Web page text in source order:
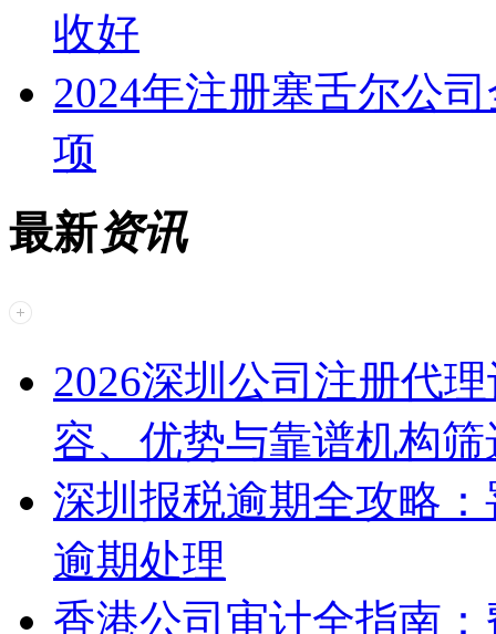
收好
2024年注册塞舌尔公
项
最新资讯
2026深圳公司注册代
容、优势与靠谱机构筛
深圳报税逾期全攻略
逾期处理
香港公司审计全指南